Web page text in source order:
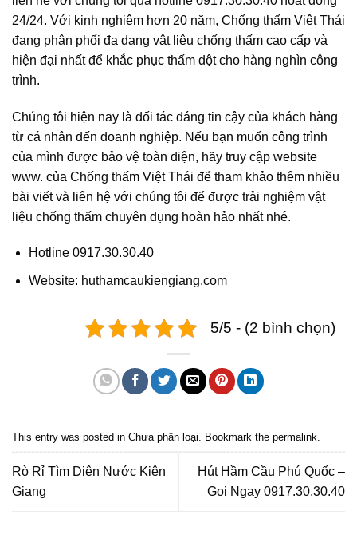
24/24. Với kinh nghiệm hơn 20 năm, Chống thấm Việt Thái
đang phân phối đa dạng vật liệu chống thấm cao cấp và
hiện đại nhất để khắc phục thấm dột cho hàng nghìn công
trình.
Chúng tôi hiện nay là đối tác đáng tin cậy của khách hàng
từ cá nhân đến doanh nghiệp. Nếu bạn muốn công trình
của mình được bảo vệ toàn diện, hãy truy cập website
www. của Chống thấm Việt Thái để tham khảo thêm nhiều
bài viết và liên hệ với chúng tôi để được trải nghiệm vật
liệu chống thấm chuyên dụng hoàn hảo nhất nhé.
Hotline 0917.30.30.40
Website: huthamcaukiengiang.com
5/5 - (2 bình chọn)
This entry was posted in Chưa phân loại . Bookmark the permalink
Rò Rỉ Tìm Diện Nước Kiên
Giang
Hút Hầm Cầu Phú Quốc –
Gọi Ngay 0917.30.30.40